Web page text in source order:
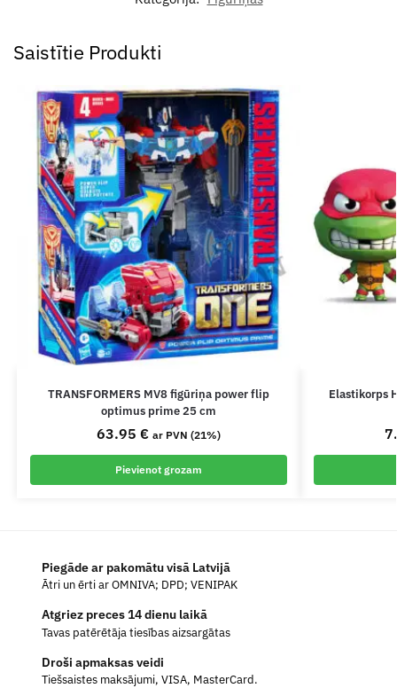
Saistītie Produkti
TRANSFORMERS MV8 figūriņa power flip
optimus prime 25 cm
63.95 € ar PVN (21%)
Pievienot grozam
Elastikorps
Piegāde ar pakomātu visā Latvijā
Ātri un ērti ar OMNIVA; DPD; VENIPAK
Atgriez preces 14 dienu laikā
Tavas patērētāja tiesības aizsargātas
Droši apmaksas veidi
Tiešsaistes maksājumi, VISA, MasterCard.